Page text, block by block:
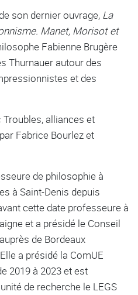
son dernier ouvrage, La
Manet, Morisot et
Fabienne Brugère
Thurnauer autour des
et des
Troubles, alliances et
Fabrice Bourlez et
de philosophie à
à Saint-Denis depuis
cette date professeure à
et a présidé le Conseil
de Bordeaux
a présidé la ComUE
2019 à 2023 et est
de recherche le LEGS